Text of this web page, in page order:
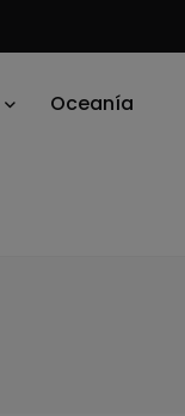
Oceanía